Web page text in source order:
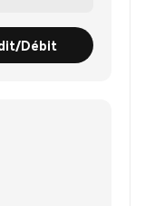
Débit